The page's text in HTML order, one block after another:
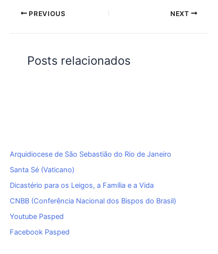
PREVIOUS NEXT
Posts relacionados
Arquidiocese de São Sebastião do Rio de Janeiro
Santa Sé (Vaticano)
Dicastério para os Leigos, a Família e a Vida
CNBB (Conferência Nacional dos Bispos do Brasil)
Youtube Pasped
Facebook Pasped